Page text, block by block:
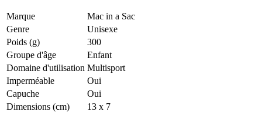
Marque
Mac in a Sac
Genre
Unisexe
Poids (g)
300
Groupe d'âge
Enfant
Domaine d'utilisation Multisport
Imperméable
Oui
Capuche
Oui
Dimensions (cm)
13 x 7